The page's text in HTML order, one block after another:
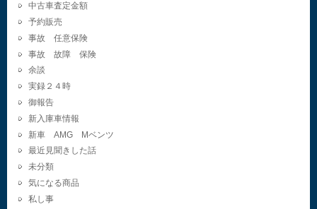
中古車査定金額
予約販売
事故 任意保険
事故 故障 保険
余談
実録２４時
御報告
新入庫車情報
新車 AMG Mベンツ
最近見聞きした話
未分類
気になる商品
私し事